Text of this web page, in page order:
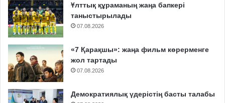
Ұлттық құраманың жаңа бапкері
таныстырылады
07.08.2026
«7 Қарақшы»: жаңа фильм көрерменге
жол тартады
07.08.2026
Демократиялық үдерістің басты талабы